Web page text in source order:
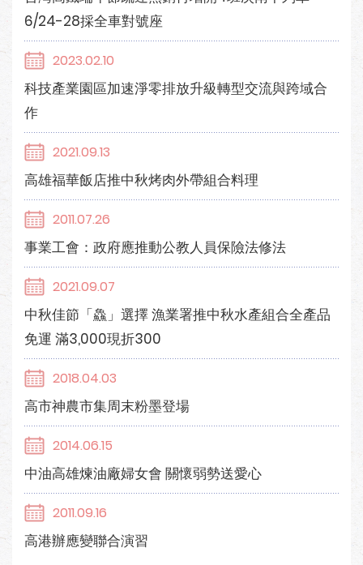
6/24-28採全車對號座
2023.02.10
科技產業園區加速淨零排放升級轉型交流與跨域合
作
2021.09.13
高雄福華飯店推中秋烤肉外帶組合料理
2011.07.26
事業工會：政府應推動公教人員保險法修法
2021.09.07
中秋佳節「鱻」選擇 漁業署推中秋水產組合全產品
免運 滿3,000現折300
2018.04.03
高市神農市集周末粉墨登場
2014.06.15
中油高雄煉油廠婦女會 關懷弱勢送愛心
2011.09.16
高港辦應變聯合演習